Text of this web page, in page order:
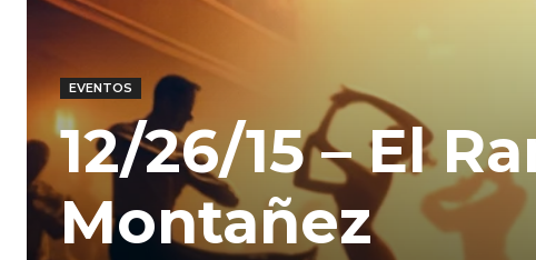
EVENTOS
12/26/15 – El
Montañez